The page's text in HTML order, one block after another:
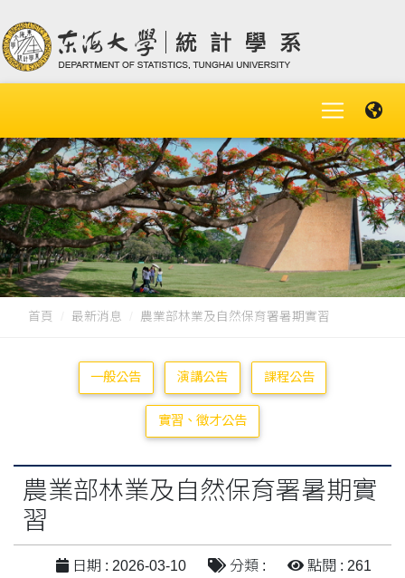
首頁 最新消息 農業部林業及自然保育署暑期實習
一般公告 演講公告 課程公告
實習、徵才公告
農業部林業及自然保育署暑期實
習
日期 : 2026-03-10 分類 : 點閱 : 261